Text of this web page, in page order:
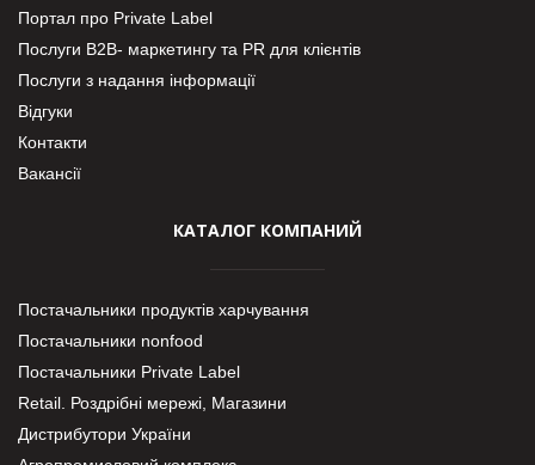
Портал про Private Label
Послуги В2В- маркетингу та PR для клієнтів
Послуги з надання інформації
Відгуки
Контакти
Вакансії
КАТАЛОГ КОМПАНИЙ
Постачальники продуктів харчування
Постачальники nonfood
Постачальники Private Label
Retail. Роздрібні мережі, Магазини
Дистрибутори України